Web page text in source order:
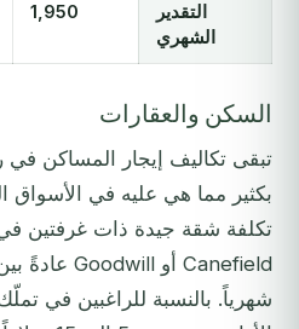
التقدير
الشهري
1,950
السكن والعقارات
تبقى تكاليف إيجار المساكن
بكثير مما هي عليه في الأسواق
تكلفة شقة جيدة ذات غرفتين
شهرياً. بالنسبة للراغبين في